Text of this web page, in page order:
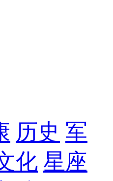
历史 军
化 星座